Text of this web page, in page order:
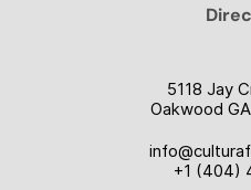
5118 Jay
Oakwood
+1 (404)